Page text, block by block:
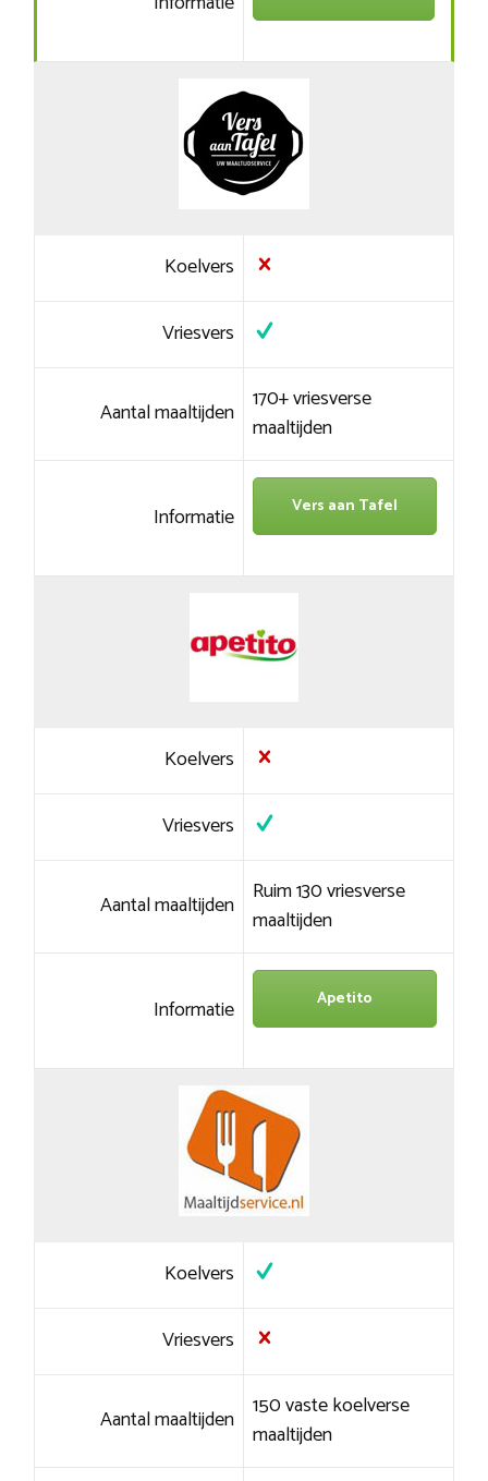
Koelvers
Vriesvers
Aantal maaltijden 170+ vriesverse
maaltijden
Informatie Vers aan Tafel
Koelvers
Vriesvers
Aantal maaltijden Ruim 130 vriesverse
maaltijden
Informatie Apetito
Koelvers
Vriesvers
Aantal maaltijden 150 vaste koelverse
maaltijden